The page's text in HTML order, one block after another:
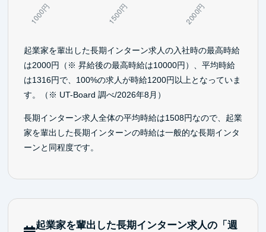
起業家を輩出した長期インターン求人の入社時の最高時給
は2000円（※ 昇給後の最高時給は10000円）、平均時給
は1316円で、100%の求人が時給1200円以上となっていま
す。（※ UT-Board 調べ/2026年8月）
長期インターン求人全体の平均時給は1508円なので、起業
家を輩出した長期インターンの時給は一般的な長期インタ
ーンと同程度です。
起業家を輩出した長期インターン求人の「週